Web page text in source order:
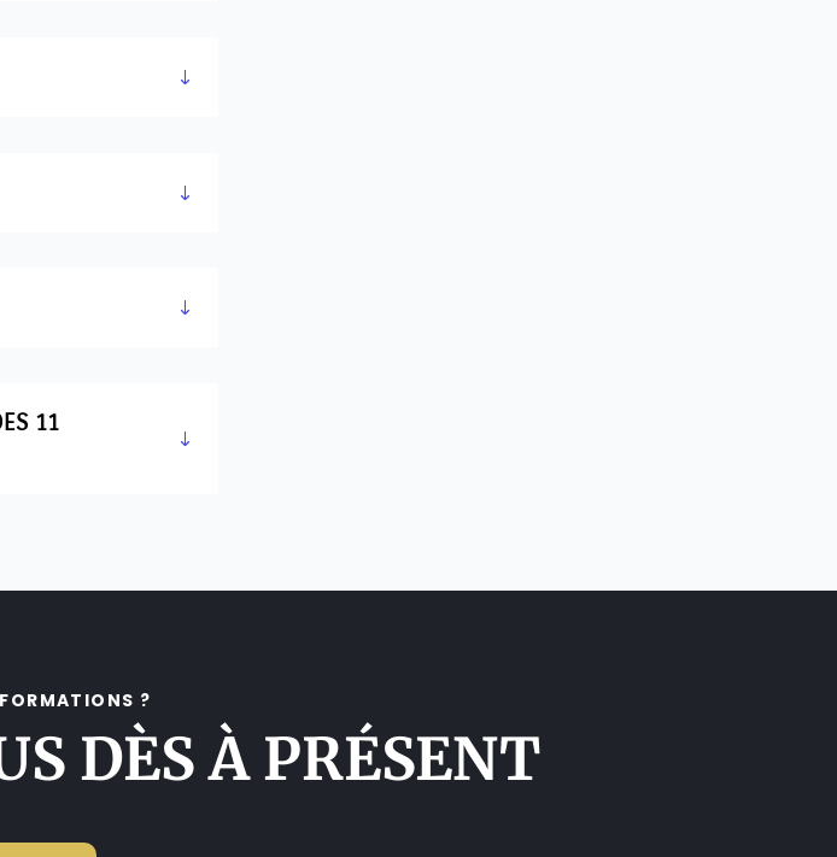
11
?
DÈS À PRÉSENT